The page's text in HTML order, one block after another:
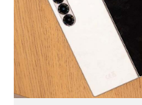
Политика